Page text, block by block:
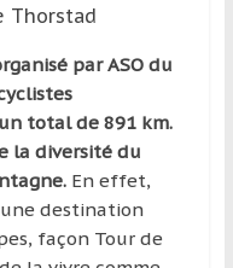
Thorstad
par ASO du
total de 891 km.
la diversité du
En effet,
destination
façon Tour de